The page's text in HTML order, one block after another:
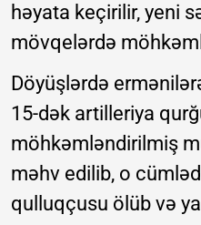
həyata keçirilir, yeni
mövqelərdə
Döyüşlərdə
15-dək artilleriya
möhkəmləndirilmiş
məhv edilib, o
qulluqçusu ölüb və